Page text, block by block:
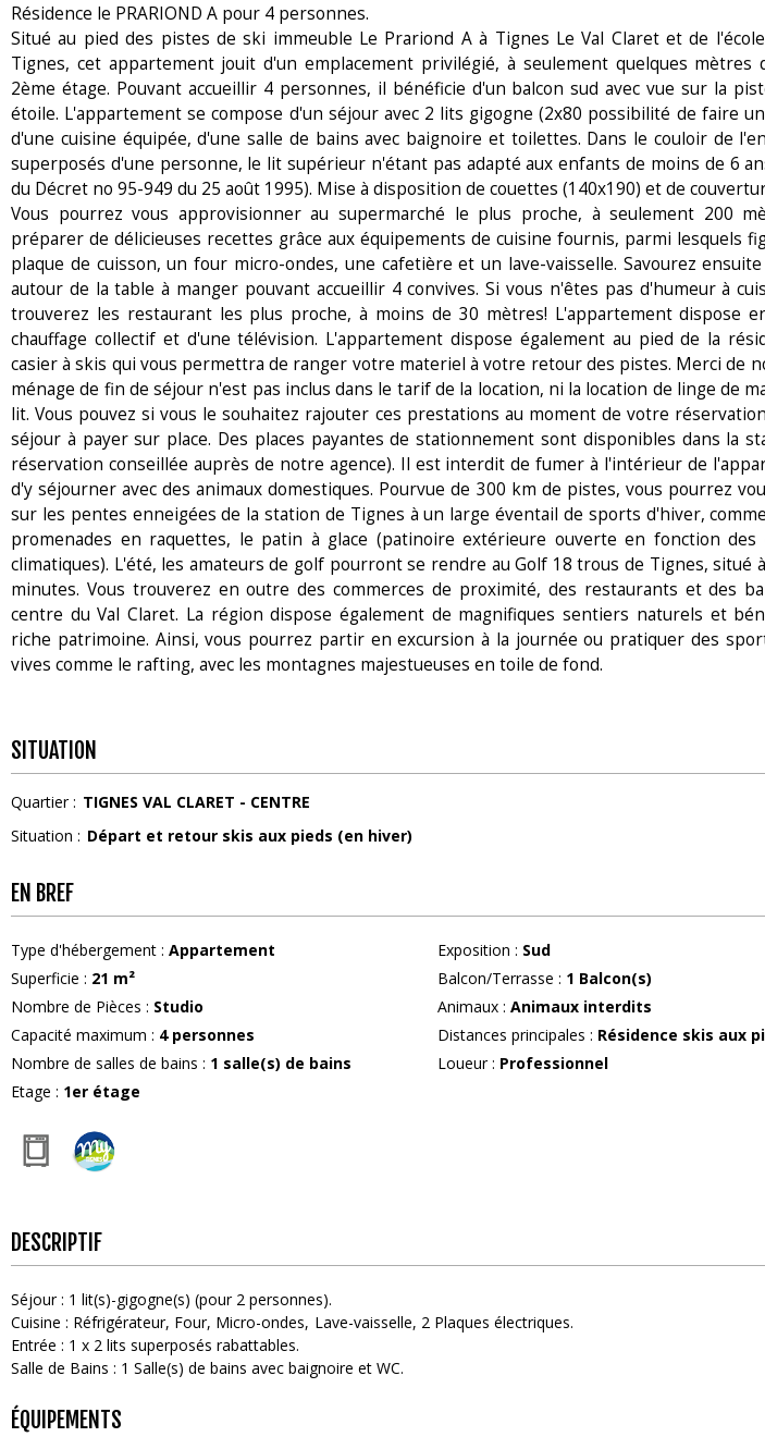
Résidence le PRARIOND A pour 4 personnes.
Situé au pied des pistes de ski immeuble Le Prariond A à Tignes Le Val Claret et de
Tignes, cet appartement jouit d'un emplacement privilégié, à seulement quelques mètres
2ème étage. Pouvant accueillir 4 personnes, il bénéficie d'un balcon sud avec vue sur la
étoile. L'appartement se compose d'un séjour avec 2 lits gigogne (2x80 possibilité de faire
d'une cuisine équipée, d'une salle de bains avec baignoire et toilettes. Dans le couloir de
superposés d'une personne, le lit supérieur n'étant pas adapté aux enfants de moins de 6
du Décret no 95-949 du 25 août 1995). Mise à disposition de couettes (140x190) et de
Vous pourrez vous approvisionner au supermarché le plus proche, à seulement 200
préparer de délicieuses recettes grâce aux équipements de cuisine fournis, parmi lesquels
plaque de cuisson, un four micro-ondes, une cafetière et un lave-vaisselle. Savourez
autour de la table à manger pouvant accueillir 4 convives. Si vous n'êtes pas d'humeur à
trouverez les restaurant les plus proche, à moins de 30 mètres! L'appartement dispose
chauffage collectif et d'une télévision. L'appartement dispose également au pied de la
casier à skis qui vous permettra de ranger votre materiel à votre retour des pistes. Merci de
ménage de fin de séjour n'est pas inclus dans le tarif de la location, ni la location de linge de
lit. Vous pouvez si vous le souhaitez rajouter ces prestations au moment de votre
séjour à payer sur place. Des places payantes de stationnement sont disponibles dans la
réservation conseillée auprès de notre agence). Il est interdit de fumer à l'intérieur de
d'y séjourner avec des animaux domestiques. Pourvue de 300 km de pistes, vous pourrez
sur les pentes enneigées de la station de Tignes à un large éventail de sports d'hiver,
promenades en raquettes, le patin à glace (patinoire extérieure ouverte en fonction des
climatiques). L'été, les amateurs de golf pourront se rendre au Golf 18 trous de Tignes, situé
minutes. Vous trouverez en outre des commerces de proximité, des restaurants et des
centre du Val Claret. La région dispose également de magnifiques sentiers naturels et
riche patrimoine. Ainsi, vous pourrez partir en excursion à la journée ou pratiquer des
vives comme le rafting, avec les montagnes majestueuses en toile de fond.
SITUATION
Quartier : TIGNES VAL CLARET - CENTRE
Situation : Départ et retour skis aux pieds (en hiver)
EN BREF
Type d'hébergement : Appartement
Superficie : 21 m²
Nombre de Pièces : Studio
Capacité maximum : 4 personnes
Nombre de salles de bains : 1 salle(s) de bains
Etage : 1er étage
Exposition : Sud
Balcon/Terrasse : 1 Balcon(s)
Animaux : Animaux interdits
Distances principales : Résidence skis aux
Loueur: Professionnel
DESCRIPTIF
Séjour: 1 lit(s)-gigogne(s) (pour 2 personnes)
Cuisine : Réfrigérateur Four Micro-ondes Lave-vaisselle 2 Plaques électriques
Entrée : 1 x 2 lits superposés rabattables
Salle de Bains : 1 Salle(s) de bains avec baignoire et WC
ÉQUIPEMENTS